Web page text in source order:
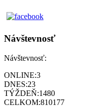
Návštevnosť
Návštevnosť:
ONLINE:3
DNES:23
TÝŽDEŇ:1480
CELKOM:810177